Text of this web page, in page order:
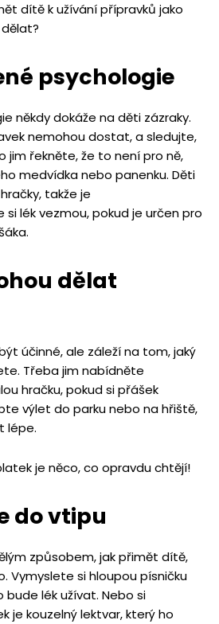
dítě k užívání přípravků jako
é psychologie
někdy dokáže na děti zázraky.
nemohou dostat, a sledujte,
jim řekněte, že to není pro ně,
medvídka nebo panenku. Děti
takže je
si lék vezmou, pokud je určen pro
dělat
účinné, ale záleží na tom, jaký
Třeba jim nabídněte
hračku, pokud si přášek
výlet do parku nebo na hřiště,
lépe.
je něco, co opravdu chtějí!
do vtipu
způsobem, jak přimět dítě,
Vymyslete si hloupou písničku
lék užívat. Nebo si
je kouzelný lektvar, který ho